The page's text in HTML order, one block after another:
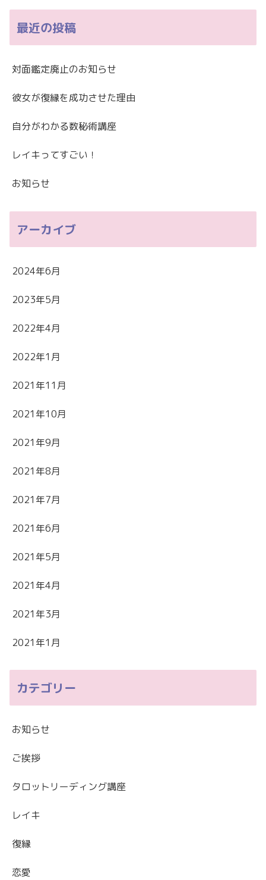
最近の投稿
対面鑑定廃止のお知らせ
彼女が復縁を成功させた理由
自分がわかる数秘術講座
レイキってすごい！
お知らせ
アーカイブ
2024年6月
2023年5月
2022年4月
2022年1月
2021年11月
2021年10月
2021年9月
2021年8月
2021年7月
2021年6月
2021年5月
2021年4月
2021年3月
2021年1月
カテゴリー
お知らせ
ご挨拶
タロットリーディング講座
レイキ
復縁
恋愛